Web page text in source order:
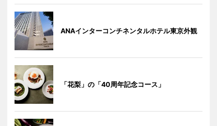
ANAインターコンチネンタルホテル東京外観
「花梨」の「40周年記念コース」